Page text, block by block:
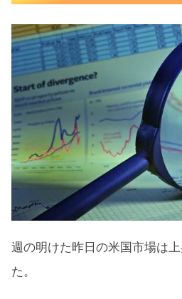
S&P500ヒートマッ
セクター別パフォー
S&P500チャート分析
米国市場のトピックス
米国債ETFからの資
Q2実質GDP6％増
テスラ中国で主力
8月の注目イベント
週の明けた昨日の米国市場は
た。